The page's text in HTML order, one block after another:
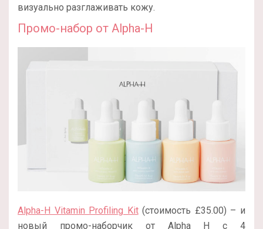
визуально разглаживать кожу.
Промо-набор от Alpha-H
Alpha-H Vitamin Profiling Kit(стоимость £35.00) – и
новый промо-наборчик от Alpha H с 4